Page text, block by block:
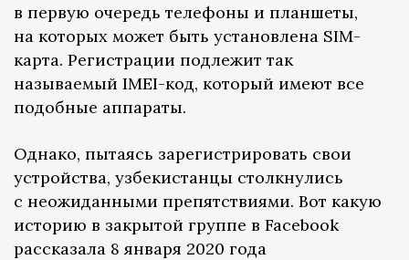
в первую очередь телефоны и планшеты,
на которых может быть установлена SIM-
карта. Регистрации подлежит так
называемый IMEI-код, который имеют все
подобные аппараты.
Однако, пытаясь зарегистрировать свои
устройства, узбекистанцы столкнулись
с неожиданными препятствиями. Вот какую
историю в закрытой группе в Facebook
рассказала 8 января 2020 года